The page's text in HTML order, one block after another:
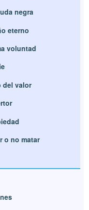
negra
eterno
voluntad
del valor
o no matar